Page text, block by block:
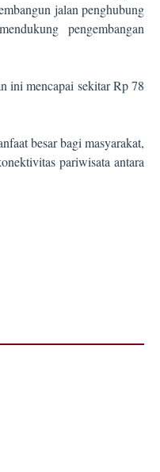
jalan penghubung
pengembangan
ini mencapai sekitar Rp 78
besar bagi masyarakat,
pariwisata antara